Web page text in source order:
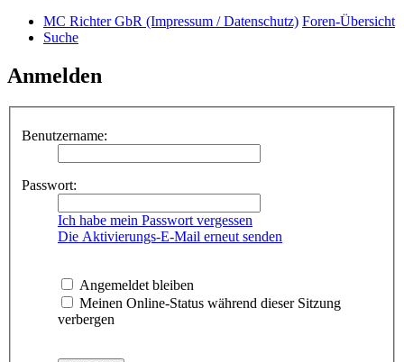
MC Richter GbR (Impressum / Datenschutz) Foren-Übersicht
Suche
Anmelden
Benutzername:
Passwort:
Ich habe mein Passwort vergessen
Die Aktivierungs-E-Mail erneut senden
Angemeldet bleiben
Meinen Online-Status während dieser Sitzung
verbergen